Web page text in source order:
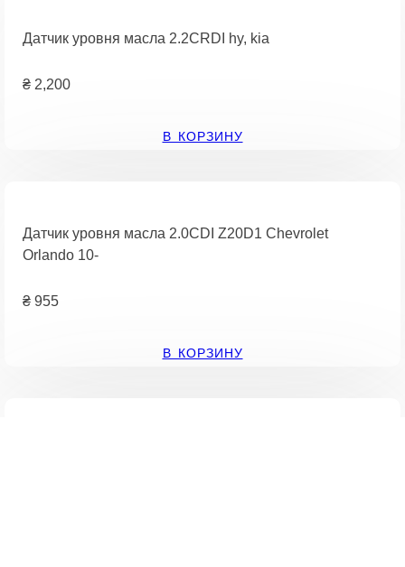
Датчик уровня масла 2.2CRDI hy, kia
₴ 2,200
В КОРЗИНУ
Датчик уровня масла 2.0CDI Z20D1 Chevrolet
Orlando 10-
₴ 955
В КОРЗИНУ